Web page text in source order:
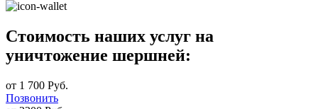
Стоимость наших услуг на
уничтожение шершней:
от 1 700 Руб.
Позвонить